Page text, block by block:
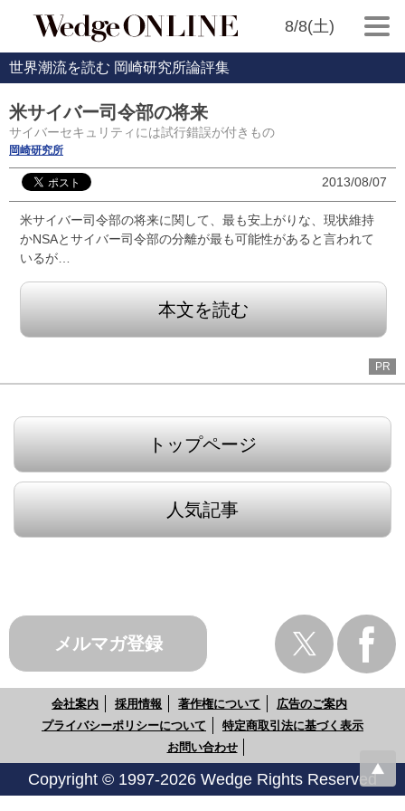
8/8(土)
世界潮流を読む 岡崎研究所論評集
米サイバー司令部の将来
サイバーセキュリティには試行錯誤が付きもの
岡崎研究所
2013/08/07
米サイバー司令部の将来に関して、最も安上がりな、現状維持
かNSAとサイバー司令部の分離が最も可能性があると言われて
いるが…
本文を読む
PR
トップページ
人気記事
メルマガ登録
会社案内 採用情報 著作権について
広告のご案内
プライバシーポリシーについて
特定商取引法に基づく表示
お問い合わせ
Copyright © 1997-2026 Wedge Rights Reserved